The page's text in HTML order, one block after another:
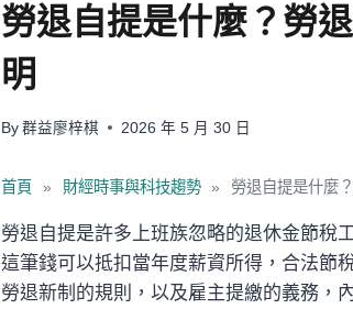
勞退自提是什麼？勞
明
By 群益廖梓棋 2026 年 5 月 30 日
首頁 » 財經時事與科技趨勢 » 勞退自提是什麼
勞退自提是許多上班族忽略的退休金節稅
這筆錢可以抵扣當年度薪資所得，合法節
勞退新制的規則，以及雇主提繳的義務，